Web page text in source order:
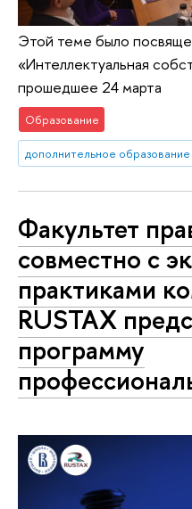
Этой теме было
«Интеллектуальная
прошедшее 24 марта
Образование
дополнительное образование
Факультет
совместно с
практиками
RUSTAX
программу